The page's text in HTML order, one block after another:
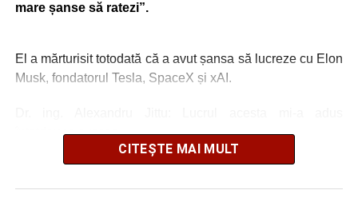
mare șanse să ratezi”.
El a mărturisit totodată că a avut șansa să lucreze cu Elon
Musk, fondatorul Tesla, SpaceX și xAI.
întotdeuna succes
„Nu am lucrat niciodată pentru guverne. În România am
lucrat la Uzina Mecanică Cugir care era întreprindere de
CITEȘTE MAI MULT